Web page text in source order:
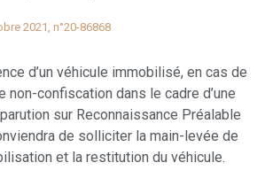
2021, n°20-86868
d’un véhicule immobilisé, en cas de
non-confiscation dans le cadre d’une
sur Reconnaissance Préalable
de solliciter la main-levée de
et la restitution du véhicule.